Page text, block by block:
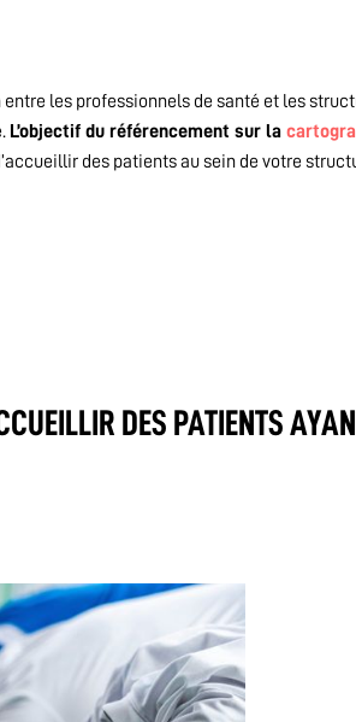
les professionnels de santé et les
L’objectif du référencement sur la
des patients au sein de votre
DES PATIENTS